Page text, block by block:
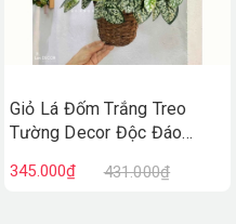
Giỏ Lá Đốm Trắng Treo
Tường Decor Độc Đáo
345.000₫ 431.000₫